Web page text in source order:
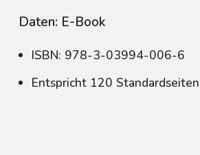
Daten: E-Book
ISBN: 978-3-03994-006-6
Entspricht 120 Standardseiten